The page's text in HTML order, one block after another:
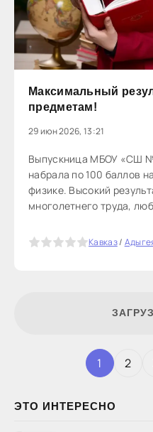
ЭТО ИНТЕРЕСНО
Максимальный
предметам!
29 июн 2026, 13:21
Выпускница МБОУ «СШ
набрала по 100 баллов
физике. Высокий
многолетнего труда,
олимпиадах,
муниципального и
Кавказ/
1 2